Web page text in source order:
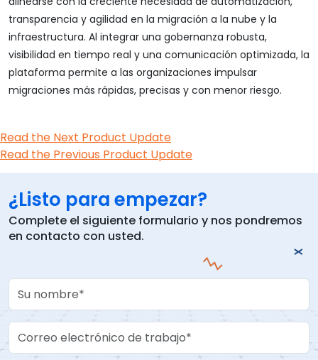
transparencia y agilidad en la migración a la nube y la
infraestructura. Al integrar una gobernanza robusta,
visibilidad en tiempo real y una comunicación optimizada, la
plataforma permite a las organizaciones impulsar
migraciones más rápidas, precisas y con menor riesgo.
Read the Next Product Update
Read the Previous Product Update
¿Listo para empezar?
Complete el siguiente formulario y nos pondremos
en contacto con usted.
Your Name
Work Email